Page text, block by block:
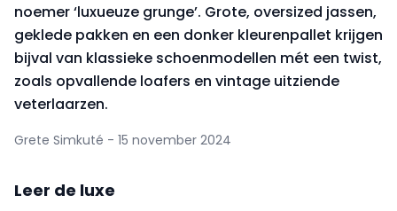
noemer ‘luxueuze grunge’. Grote, oversized jassen,
geklede pakken en een donker kleurenpallet krijgen
bijval van klassieke schoenmodellen mét een twist,
zoals opvallende loafers en vintage uitziende
veterlaarzen.
Grete Simkuté - 15 november 2024
Leer de luxe